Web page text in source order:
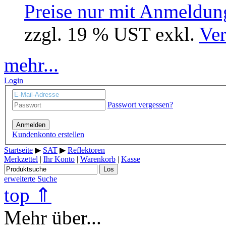
Preise nur mit
zzgl. 19 % UST exkl.
mehr...
Login
Passwort vergessen?
Anmelden
Kundenkonto erstellen
Startseite ▶ SAT ▶ Reflektoren
Merkzettel | Ihr Konto | Warenkorb | Kasse
Los
erweiterte Suche
top ⇑
Mehr über...